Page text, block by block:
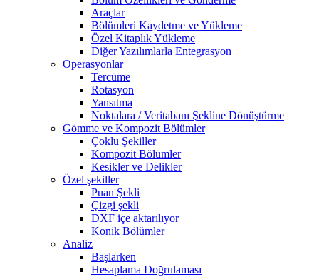
Araçlar
Bölümleri Kaydetme ve Yükleme
Özel Kitaplık Yükleme
Diğer Yazılımlarla Entegrasyon
Operasyonlar
Tercüme
Rotasyon
Yansıtma
Noktalara / Veritabanı Şekline Dönüştürme
Gömme ve Kompozit Bölümler
Çoklu Şekiller
Kompozit Bölümler
Kesikler ve Delikler
Özel şekiller
Puan Şekli
Çizgi şekli
DXF içe aktarılıyor
Konik Bölümler
Analiz
Başlarken
Hesaplama Doğrulaması